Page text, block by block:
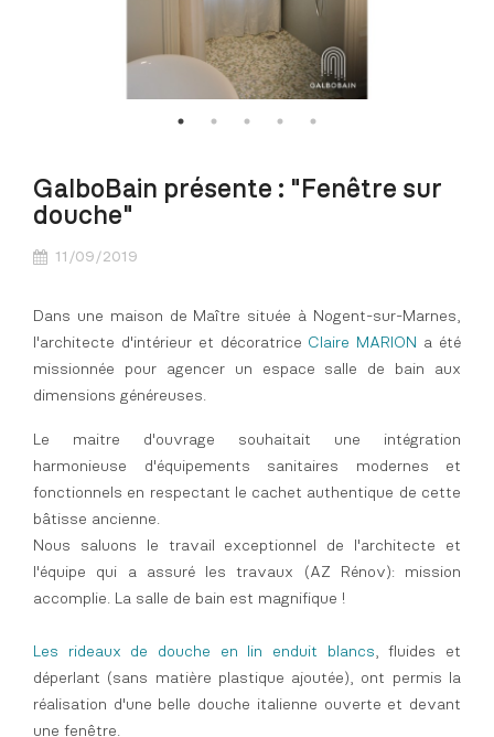
GalboBain présente : "Fenêtre sur
douche"
11/09/2019
Dans une maison de Maître située à Nogent-sur-Marnes,
l'architecte d'intérieur et décoratrice Claire MARION
a été
missionnée pour agencer un espace salle de bain aux
dimensions généreuses.
Le maitre d'ouvrage souhaitait une intégration
harmonieuse d'équipements sanitaires modernes et
fonctionnels en respectant le cachet authentique de cette
bâtisse ancienne.
Nous saluons le travail exceptionnel de l'architecte et
l'équipe qui a assuré les travaux (AZ Rénov): mission
accomplie. La salle de bain est magnifique !
Les rideaux de douche en lin enduit blancs, fluides et
déperlant (sans matière plastique ajoutée), ont permis la
réalisation d'une belle douche italienne ouverte et devant
une fenêtre.